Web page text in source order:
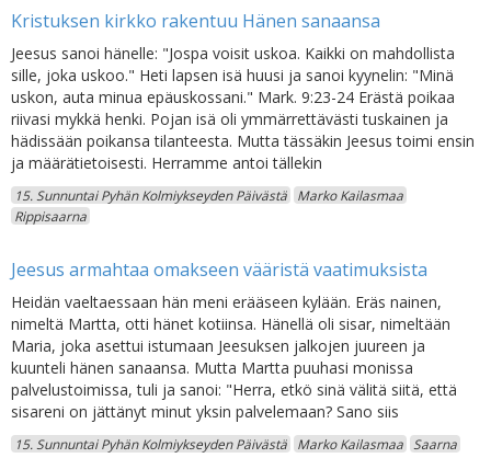
Kristuksen kirkko rakentuu Hänen sanaansa
Jeesus sanoi hänelle: "Jospa voisit uskoa. Kaikki on mahdollista
sille, joka uskoo." Heti lapsen isä huusi ja sanoi kyynelin: "Minä
uskon, auta minua epäuskossani." Mark. 9:23-24 Erästä poikaa
riivasi mykkä henki. Pojan isä oli ymmärrettävästi tuskainen ja
hädissään poikansa tilanteesta. Mutta tässäkin Jeesus toimi ensin
ja määrätietoisesti. Herramme antoi tällekin
15. Sunnuntai Pyhän Kolmiykseyden Päivästä
Marko Kailasmaa
Rippisaarna
Jeesus armahtaa omakseen vääristä vaatimuksista
Heidän vaeltaessaan hän meni erääseen kylään. Eräs nainen,
nimeltä Martta, otti hänet kotiinsa. Hänellä oli sisar, nimeltään
Maria, joka asettui istumaan Jeesuksen jalkojen juureen ja
kuunteli hänen sanaansa. Mutta Martta puuhasi monissa
palvelustoimissa, tuli ja sanoi: "Herra, etkö sinä välitä siitä, että
sisareni on jättänyt minut yksin palvelemaan? Sano siis
15. Sunnuntai Pyhän Kolmiykseyden Päivästä Marko Kailasmaa Saarna